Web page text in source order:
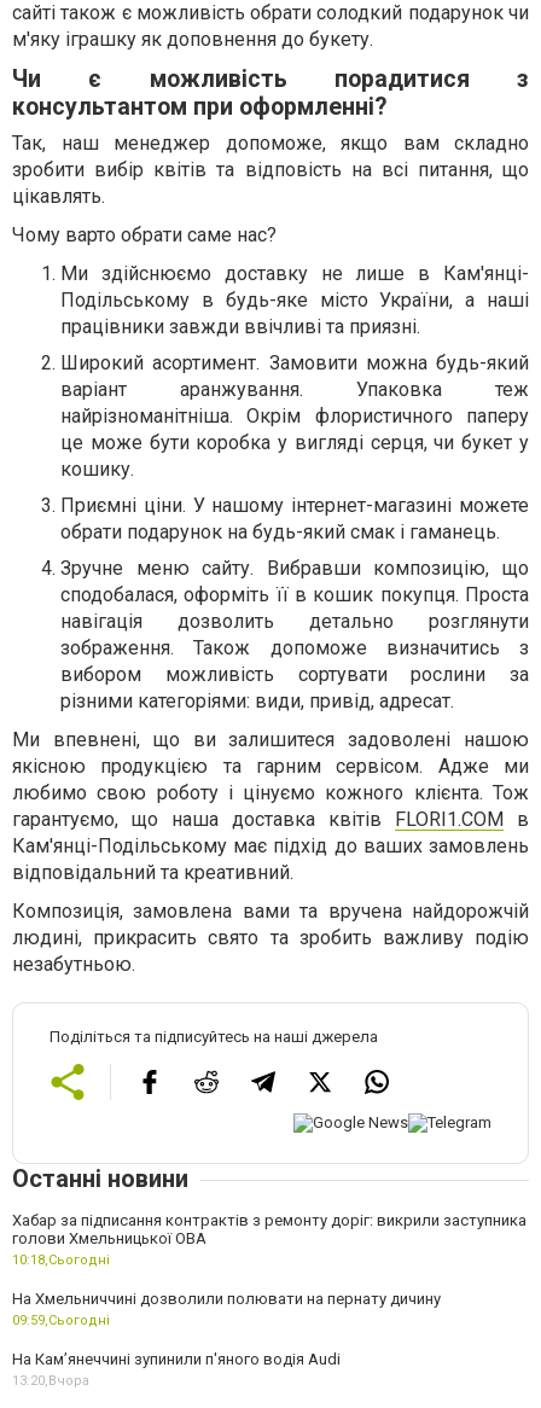
сайті також є можливість обрати солодкий подарунок чи
м'яку іграшку як доповнення до букету.
Чи є можливість порадитися з
консультантом при оформленні?
Так, наш менеджер допоможе, якщо вам складно
зробити вибір квітів та відповість на всі питання, що
цікавлять.
Чому варто обрати саме нас?
Ми здійснюємо доставку не лише в Кам'янці-
Подільському в будь-яке місто України, а наші
працівники завжди ввічливі та приязні.
Широкий асортимент. Замовити можна будь-який
варіант аранжування. Упаковка теж
найрізноманітніша. Окрім флористичного паперу
це може бути коробка у вигляді серця, чи букет у
кошику.
Приємні ціни. У нашому інтернет-магазині можете
обрати подарунок на будь-який смак і гаманець.
Зручне меню сайту. Вибравши композицію, що
сподобалася, оформіть її в кошик покупця. Проста
навігація дозволить детально розглянути
зображення. Також допоможе визначитись з
вибором можливість сортувати рослини за
різними категоріями: види, привід, адресат.
Ми впевнені, що ви залишитеся задоволені нашою
якісною продукцією та гарним сервісом. Адже ми
любимо свою роботу і цінуємо кожного клієнта. Тож
гарантуємо, що наша доставка квітів FLORI1.COM в
Кам'янці-Подільському має підхід до ваших замовлень
відповідальний та креативний.
Композиція, замовлена вами та вручена найдорожчій
людині, прикрасить свято та зробить важливу подію
незабутньою.
Поділіться та підписуйтесь на наші джерела
Останні новини
Хабар за підписання контрактів з ремонту доріг: викрили заступника
голови Хмельницької ОВА
10:18,Сьогодні
На Хмельниччині дозволили полювати на пернату дичину
09:59,Сьогодні
На Камʼянеччині зупинили п'яного водія Audi
13:20,Вчора